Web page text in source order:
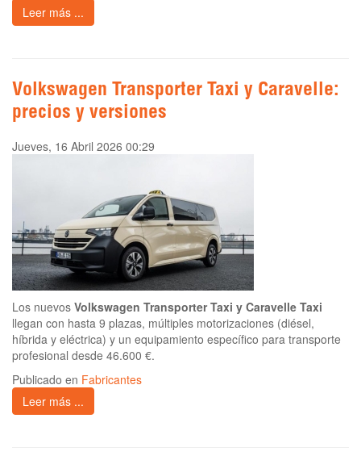
Leer más ...
Volkswagen Transporter Taxi y Caravelle:
precios y versiones
Jueves, 16 Abril 2026 00:29
Los nuevos Volkswagen Transporter Taxi y Caravelle Taxi
llegan con hasta 9 plazas, múltiples motorizaciones (diésel,
híbrida y eléctrica) y un equipamiento específico para transporte
profesional desde 46.600 €.
Publicado en Fabricantes
Leer más ...